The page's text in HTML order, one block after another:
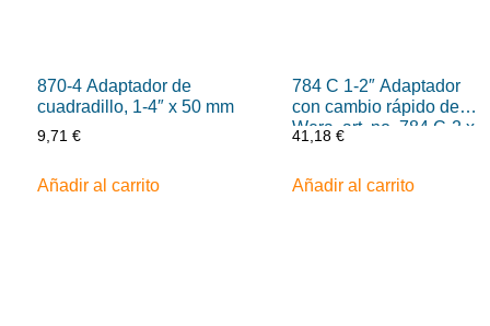
870-4 Adaptador de
cuadradillo, 1-4″ x 50 mm
9,71 €
Añadir al carrito
784 C 1-2″ Adaptador
con cambio rápido de
Wera, art. no. 784 C-2 x
5-16″ x 50 mm
41,18 €
Añadir al carrito